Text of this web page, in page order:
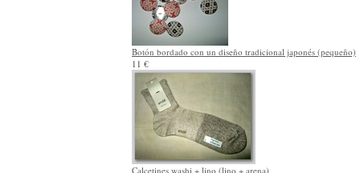
Botón bordado con un diseño tradicional japonés (pequeño)
11 €
Calcetines washi + lino (lino + arena)